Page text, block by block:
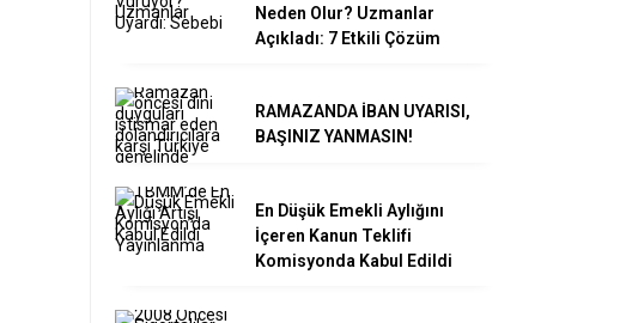
Neden Olur? Uzmanlar
Açıkladı: 7 Etkili Çözüm
RAMAZANDA İBAN UYARISI,
BAŞINIZ YANMASIN!
En Düşük Emekli Aylığını
İçeren Kanun Teklifi
Komisyonda Kabul Edildi